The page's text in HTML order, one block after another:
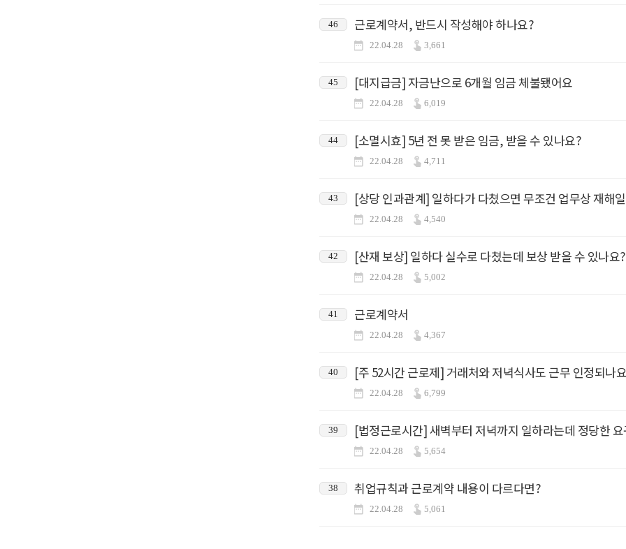
46 근로계약서, 반드시 작성해야 하나요?
22.04.28 3,661
45 [대지급금] 자금난으로 6개월 임금 체불됐어요
22.04.28 6,019
44 [소멸시효] 5년 전 못 받은 임금, 받을 수 있나요?
22.04.28 4,711
43 [상당 인과관계] 일하다가 다쳤으면 무조건 업무상 재해
22.04.28 4,540
42 [산재 보상] 일하다 실수로 다쳤는데 보상 받을 수 있나요?
22.04.28 5,002
41 근로계약서
22.04.28 4,367
40 [주 52시간 근로제] 거래처와 저녁식사도 근무 인정되나
22.04.28 6,799
39 [법정근로시간] 새벽부터 저녁까지 일하라는데 정당한
22.04.28 5,654
38 취업규칙과 근로계약 내용이 다르다면?
22.04.28 5,061